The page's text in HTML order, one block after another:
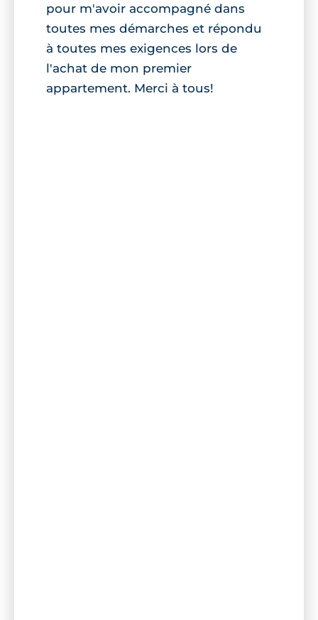
pour m'avoir accompagné dans
toutes mes démarches et répondu
à toutes mes exigences lors de
l'achat de mon premier
appartement. Merci à tous!